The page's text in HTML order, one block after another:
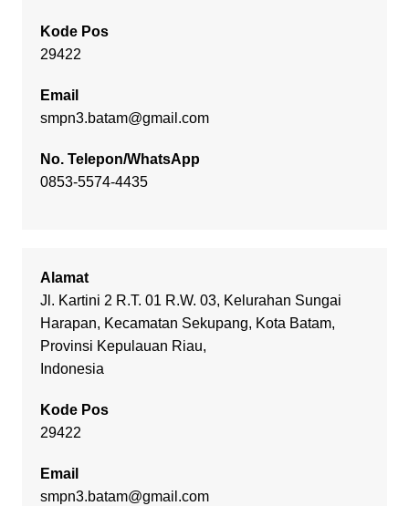
Kode Pos
29422
Email
smpn3.batam@gmail.com
No. Telepon/WhatsApp
0853-5574-4435
Alamat
Jl. Kartini 2 R.T. 01 R.W. 03, Kelurahan Sungai
Harapan, Kecamatan Sekupang, Kota Batam,
Provinsi Kepulauan Riau,
Indonesia
Kode Pos
29422
Email
smpn3.batam@gmail.com